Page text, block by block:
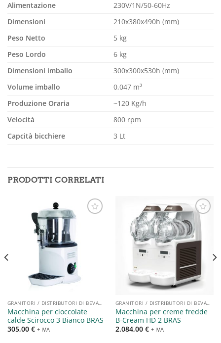
Alimentazione
230V/1N/50-60Hz
Dimensioni
210x380x490h (mm)
Peso Netto
5 kg
Peso Lordo
6 kg
Dimensioni imballo
300x300x530h (mm)
Volume imballo
0,047 m³
Produzione Oraria
~120 Kg/h
Velocità
800 rpm
Capcità bicchiere
3 Lt
PRODOTTI CORRELATI
alla lista
GRANITORI / DISTRIBUTORI DI BEVANDE
Macchina per cioccolate
calde Scirocco 3 Bianco BRAS
305,00 € + IVA
Aggiungi
alla lista
dei
desideri
GRANITORI / DISTRIBUTORI DI BEVANDE
Macchina per creme fredde
B-Cream HD 2 BRAS
2.084,00 € + IVA